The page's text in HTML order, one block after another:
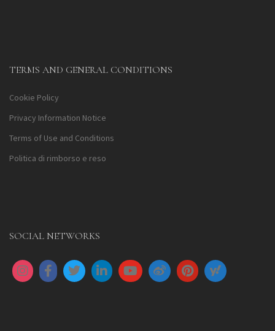
TERMS AND GENERAL CONDITIONS
Cookie Policy
Privacy Information Notice
Terms of Use and Conditions
Politica di rimborso e reso
SOCIAL NETWORKS